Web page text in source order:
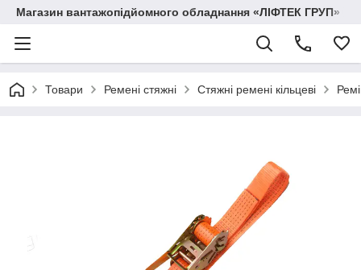
Магазин вантажопідйомного обладнання «ЛІФТЕК ГРУП»
Товари Ремені стяжні Стяжні ремені кільцеві